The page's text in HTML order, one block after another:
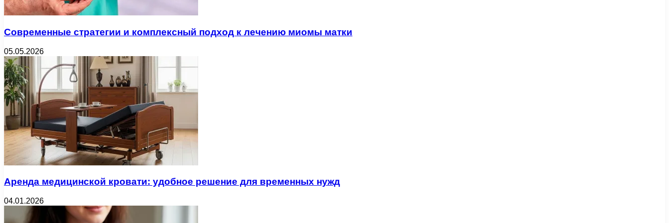
Современные стратегии и комплексный подход к лечению миомы матки
05.05.2026
Аренда медицинской кровати: удобное решение для временных нужд
04.01.2026